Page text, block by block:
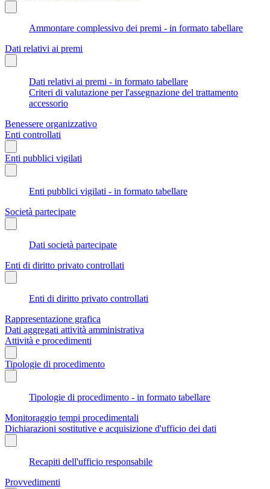
Ammontare complessivo dei premi - in formato tabellare
Dati relativi ai premi
Dati relativi ai premi - in formato tabellare
Criteri di valutazione per l'assegnazione del trattamento
accessorio
Benessere organizzativo
Enti controllati
Enti pubblici vigilati
Enti pubblici vigilati - in formato tabellare
Società partecipate
Dati società partecipate
Enti di diritto privato controllati
Enti di diritto privato controllati
Rappresentazione grafica
Dati aggregati attività amministrativa
Attività e procedimenti
Tipologie di procedimento
Tipologie di procedimento - in formato tabellare
Monitoraggio tempi procedimentali
Dichiarazioni sostitutive e acquisizione d'ufficio dei dati
Recapiti dell'ufficio responsabile
Provvedimenti